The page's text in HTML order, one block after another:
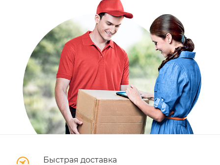
Быстрая доставка